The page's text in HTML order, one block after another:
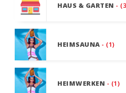
HAUS & GARTEN -
HEIMSAUNA - (1)
HEIMWERKEN - (1)